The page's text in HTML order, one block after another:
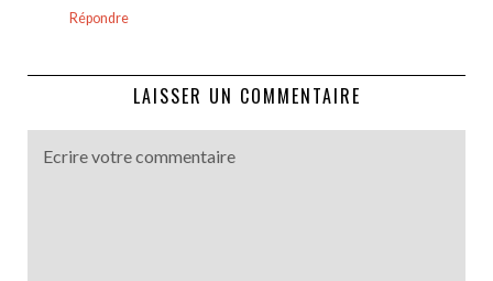
Répondre
LAISSER UN COMMENTAIRE